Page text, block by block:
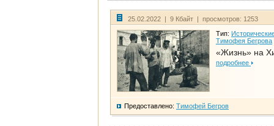
25.02.2022 | 9 Кбайт | просмотров: 1253
Тип:
Тимофея Бегрова
«Жизнь» на
подробнее
Предоставлено: Тимофей Бегров